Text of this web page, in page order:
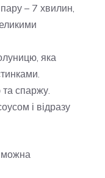
– 7 хвилин,
яка
та спаржу.
і відразу
можна